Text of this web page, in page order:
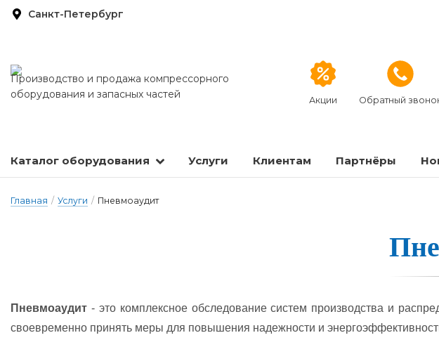
Санкт-Петербург
Производство и продажа компрессорного
оборудования и запасных частей
Акции Обратный
Каталог оборудования Услуги Клиентам Партнёры
Главная / Услуги / Пневмоаудит
Пневмоаудит - это комплексное обследование систем производства и
своевременно принять меры для повышения надежности и